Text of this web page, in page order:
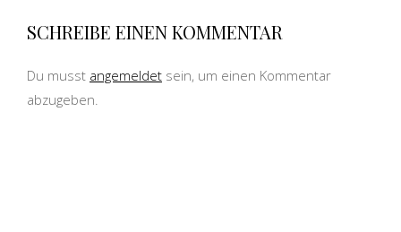
SCHREIBE EINEN KOMMENTAR
Du musst angemeldet sein, um einen Kommentar
abzugeben.